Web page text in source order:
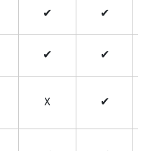
✔ ✔
✔ ✔
X ✔